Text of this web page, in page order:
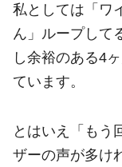
私としては「ワ
ん」ループして
し余裕のある4
ています。
とはいえ「もう
ザーの声が多け